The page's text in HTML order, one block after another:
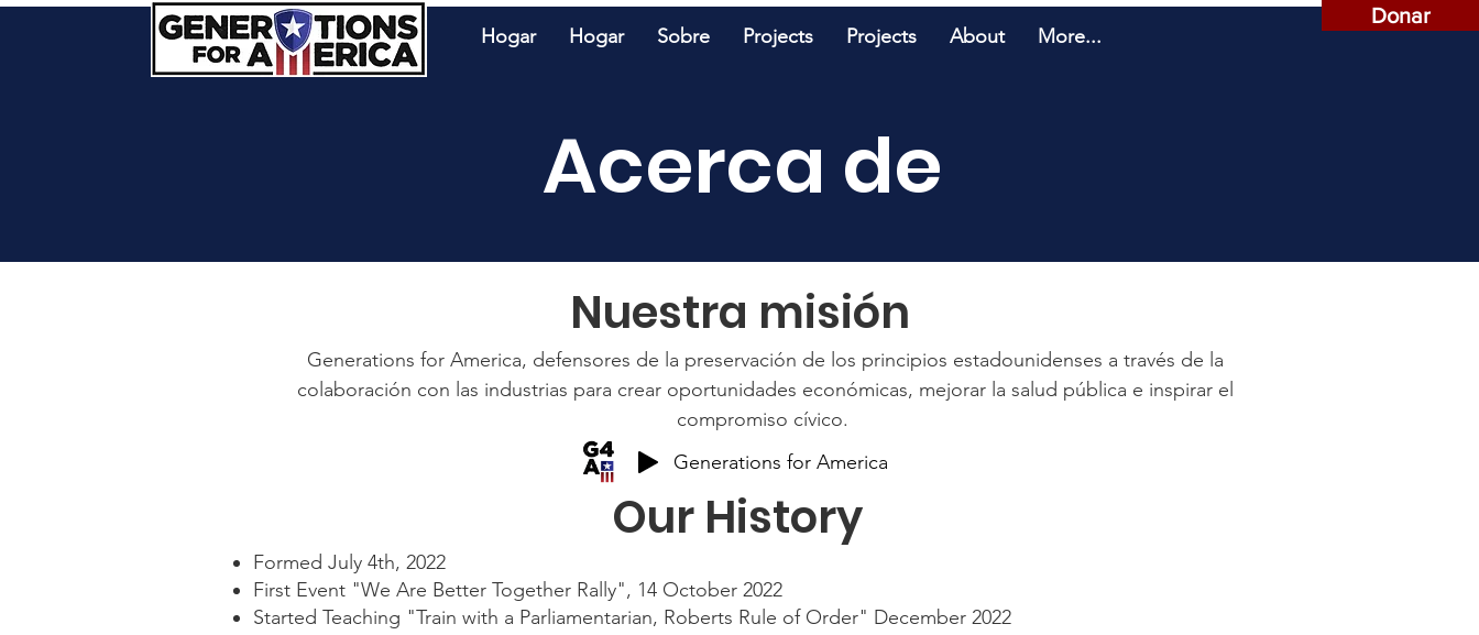
Donar
Hogar
Hogar Sobre Projects Projects About More...
Acerca de
Nuestra misión
Generations for America, defensores de la preservación de los principios estadounidenses a través de la
colaboración con las industrias para crear oportunidades económicas, mejorar la salud pública e inspirar el
compromiso cívico.
Generations for America
Our History
Formed July 4th, 2022
First Event "We Are Better Together Rally", 14 October 2022
Started Teaching "Train with a Parliamentarian, Roberts Rule of Order" December 2022